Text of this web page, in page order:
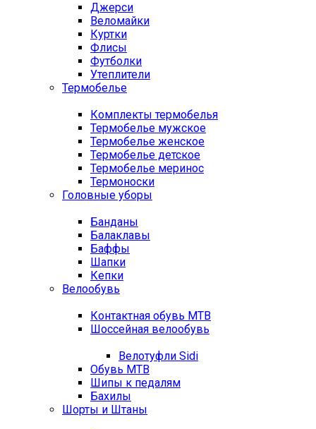
Джерси
Веломайки
Куртки
Флисы
Футболки
Утеплители
Термобелье
Комплекты термобелья
Термобелье мужское
Термобелье женское
Термобелье детское
Термобелье меринос
Термоноски
Головные уборы
Банданы
Балаклавы
Баффы
Шапки
Кепки
Велообувь
Контактная обувь MTB
Шоссейная велообувь
Велотуфли Sidi
Обувь MTB
Шипы к педалям
Бахилы
Шорты и Штаны